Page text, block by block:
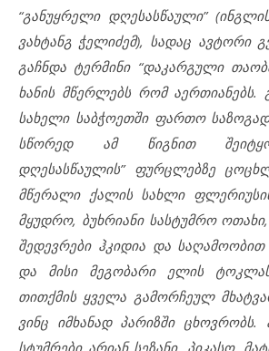
“განუყრელი დღესასწაული”
ვახტანგ ჭელიძემ), სადაც ავტორი
გაჩნდა ტერმინი “დაკარგული
ხანის მწერლებს რომ აერთიანებს.
სახელი საბჭოეთში ფართო
სწორედ ამ წიგნით
დღესასწაულის” ფურცლებზე
მწერალი ქალის სახლი
მყუდრო, ბუხრიანი სასტუმრო
შედევრები ჰკიდია და
და მისი მეგობარი ელის
თითქმის ყველა გამორჩეულ
ვინც იმხანად პარიზში ცხოვრობს.
სტუმრები არიან სეზანი, პიკასო,